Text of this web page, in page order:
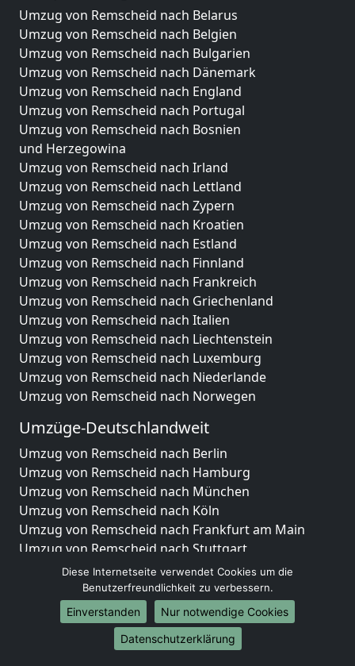
Umzug von Remscheid nach Belarus
Umzug von Remscheid nach Belgien
Umzug von Remscheid nach Bulgarien
Umzug von Remscheid nach Dänemark
Umzug von Remscheid nach England
Umzug von Remscheid nach Portugal
Umzug von Remscheid nach Bosnien
und Herzegowina
Umzug von Remscheid nach Irland
Umzug von Remscheid nach Lettland
Umzug von Remscheid nach Zypern
Umzug von Remscheid nach Kroatien
Umzug von Remscheid nach Estland
Umzug von Remscheid nach Finnland
Umzug von Remscheid nach Frankreich
Umzug von Remscheid nach Griechenland
Umzug von Remscheid nach Italien
Umzug von Remscheid nach Liechtenstein
Umzug von Remscheid nach Luxemburg
Umzug von Remscheid nach Niederlande
Umzug von Remscheid nach Norwegen
Umzüge-Deutschlandweit
Umzug von Remscheid nach Berlin
Umzug von Remscheid nach Hamburg
Umzug von Remscheid nach München
Umzug von Remscheid nach Köln
Umzug von Remscheid nach Frankfurt am Main
Umzug von Remscheid nach Stuttgart
Umzug von Remscheid nach Düsseldorf
Umzug von Remscheid nach Leipzig
Umzug von Remscheid nach Dortmund
Umzug von Remscheid nach Essen
Umzug von Remscheid nach Bremen
Diese Internetseite verwendet Cookies um die
Benutzerfreundlichkeit zu verbessern.
Einverstanden
Nur notwendige Cookies
Datenschutzerklärung